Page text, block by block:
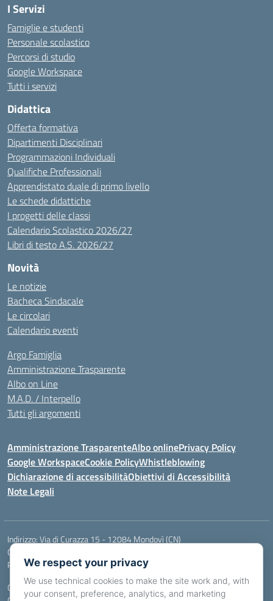
I Servizi
Famiglie e studenti
Personale scolastico
Percorsi di studio
Google Workspace
Tutti i servizi
Didattica
Offerta formativa
Dipartimenti Disciplinari
Programmazioni Individuali
Qualifiche Professionali
Apprendistato duale di primo livello
Le schede didattiche
I progetti delle classi
Calendario Scolastico 2026/27
Libri di testo A.S. 2026/27
Novità
Le notizie
Bacheca Sindacale
Le circolari
Calendario eventi
Argo Famiglia
Amministrazione Trasparente
Albo on Line
M.A.D. / Interpello
Tutti gli argomenti
Amministrazione TrasparenteAlbo onlinePrivacy Policy
Google WorkspaceCookie PolicyWhistleblowing
Dichiarazione di accessibilitàObiettivi di Accessibilità
Note Legali
Indirizzo:Via di Curazza 15 - 12084 Mondovì (CN)
Centralino:
Posta elettronica certificata (PEC):cnis02900p@pec.istruzione.it
Codice fiscale: 84004970046
We respect your privacy
We use technical cookies to make the site work and, with
your consent, preference, analytics, and marketing